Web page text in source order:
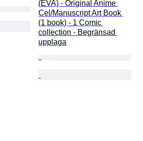
(EVA) - Original Anime
Cel/Manuscript Art Book
(1 book) - 1 Comic
collection - Begränsad
upplaga